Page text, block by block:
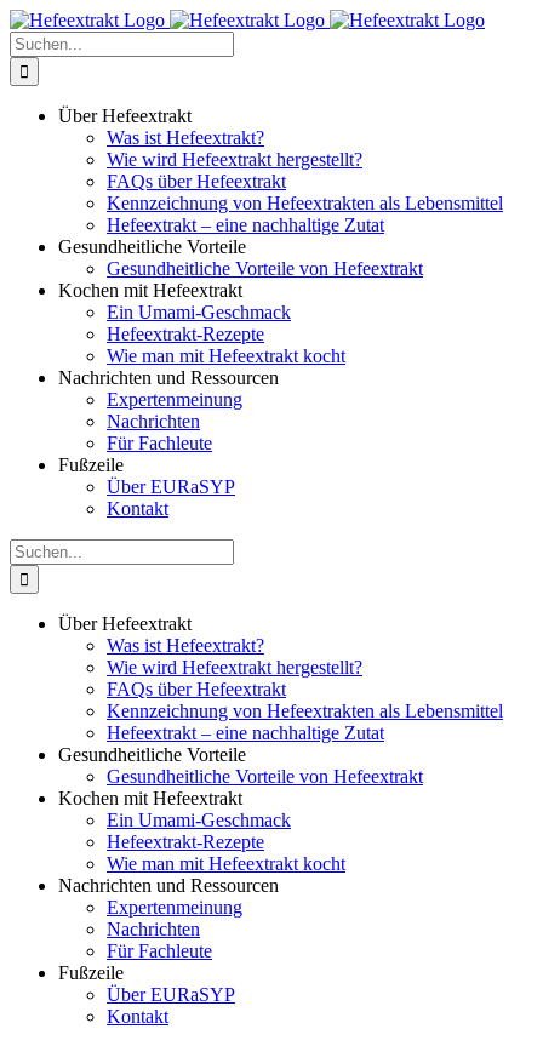
Zum
Inhalt
springen
Suche
nach:
Über Hefeextrakt
Was ist Hefeextrakt?
Wie wird Hefeextrakt hergestellt?
FAQs über Hefeextrakt
Kennzeichnung von Hefeextrakten als Lebensmittel
Hefeextrakt – eine nachhaltige Zutat
Gesundheitliche Vorteile
Gesundheitliche Vorteile von Hefeextrakt
Kochen mit Hefeextrakt
Ein Umami-Geschmack
Hefeextrakt-Rezepte
Wie man mit Hefeextrakt kocht
Nachrichten und Ressourcen
Expertenmeinung
Nachrichten
Für Fachleute
Fußzeile
Über EURaSYP
Kontakt
Suche
nach:
Über Hefeextrakt
Was ist Hefeextrakt?
Wie wird Hefeextrakt hergestellt?
FAQs über Hefeextrakt
Kennzeichnung von Hefeextrakten als Lebensmittel
Hefeextrakt – eine nachhaltige Zutat
Gesundheitliche Vorteile
Gesundheitliche Vorteile von Hefeextrakt
Kochen mit Hefeextrakt
Ein Umami-Geschmack
Hefeextrakt-Rezepte
Wie man mit Hefeextrakt kocht
Nachrichten und Ressourcen
Expertenmeinung
Nachrichten
Für Fachleute
Fußzeile
Über EURaSYP
Kontakt